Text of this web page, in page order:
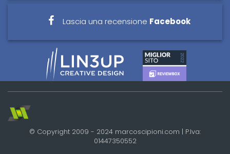
Lascia una recensione Facebook
© Copyright 2009 - 2024 marcoscipioni.com | P.Iva:
01447350552